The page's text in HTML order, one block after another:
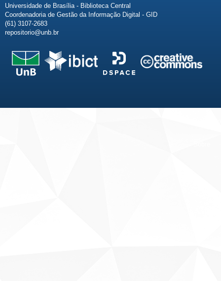
Universidade de Brasília - Biblioteca Central
Coordenadoria de Gestão da Informação Digital - GID
(61) 3107-2683
repositorio@unb.br